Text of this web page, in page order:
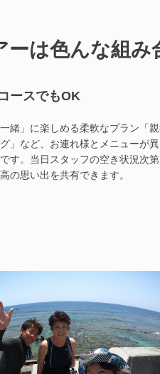
ーは色んな組み
ースでもOK
一緒」に楽しめる柔軟なプラン「
」など、お連れ様とメニューが
す。当日スタッフの空き状況次
の思い出を共有できます。